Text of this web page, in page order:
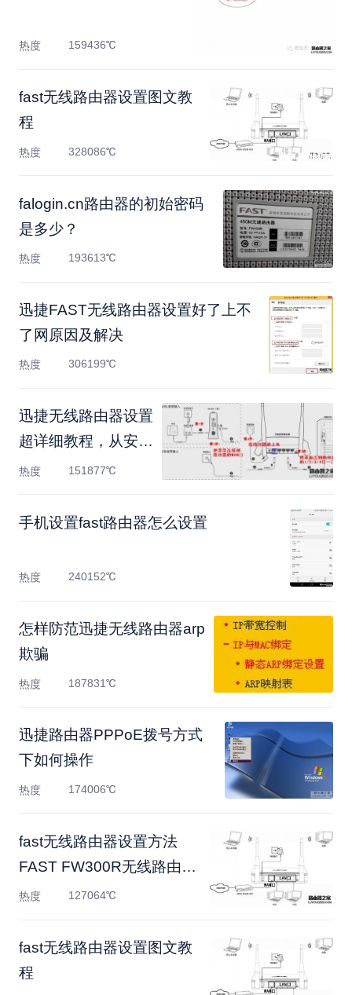
热度 159436℃
fast无线路由器设置图文教
程
热度 328086℃
falogin.cn路由器的初始密码
是多少？
热度 193613℃
迅捷FAST无线路由器设置好了上不
了网原因及解决
热度 306199℃
迅捷无线路由器设置
超详细教程，从安装
到设置
热度 151877℃
手机设置fast路由器怎么设置
热度 240152℃
怎样防范迅捷无线路由器arp
欺骗
热度 187831℃
迅捷路由器PPPoE拨号方式
下如何操作
热度 174006℃
fast无线路由器设置方法
FAST FW300R无线路由器
设置
热度 127064℃
fast无线路由器设置图文教
程